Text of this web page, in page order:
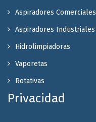
Aspiradores Comerciales
Aspiradores Industriales
Hidrolimpiadoras
Vaporetas
Rotativas
Privacidad